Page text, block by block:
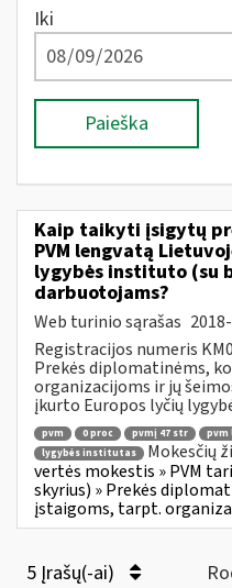
Iki
Paieška
Kaip taikyti įsigytų
PVM lengvatą
lygybės instituto (su
darbuotojams?
Web turinio sąrašas
Registracijos numeris
Prekės diplomatinėms,
organizacijoms ir jų
įkurto Europos lyčių
pvm 0 proc pvmį 47 str pvm
lygybės institutas
Mokesčių
vertės mokestis » PVM
skyrius) » Prekės
įstaigoms, tarpt.
5 Įrašų(-ai)